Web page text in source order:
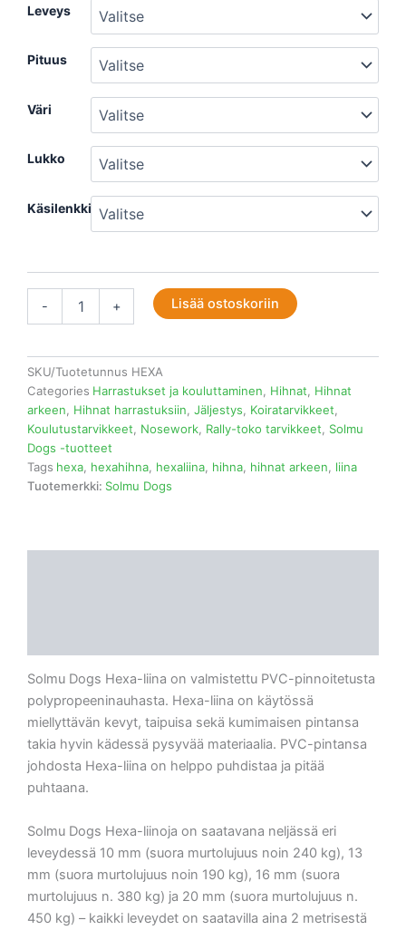
Leveys
Pituus
Väri
Lukko
Käsilenkki
-
Hexa-
-
määrä
+ Lisää ostoskoriin
SKU/Tuotetunnus HEXA
Categories Harrastukset ja kouluttaminen, Hihnat, Hihnat
arkeen, Hihnat harrastuksiin, Jäljestys, Koiratarvikkeet,
Koulutustarvikkeet, Nosework, Rally-toko tarvikkeet, Solmu
Dogs -tuotteet
Tags hexa, hexahihna, hexaliina, hihna, hihnat arkeen, liina
Tuotemerkki: Solmu Dogs
Solmu Dogs Hexa-liina on valmistettu PVC-pinnoitetusta
polypropeeninauhasta. Hexa-liina on käytössä
miellyttävän kevyt, taipuisa sekä kumimaisen pintansa
takia hyvin kädessä pysyvää materiaalia. PVC-pintansa
johdosta Hexa-liina on helppo puhdistaa ja pitää
puhtaana.
Solmu Dogs Hexa-liinoja on saatavana neljässä eri
leveydessä 10 mm (suora murtolujuus noin 240 kg), 13
mm (suora murtolujuus noin 190 kg), 16 mm (suora
murtolujuus n. 380 kg) ja 20 mm (suora murtolujuus n.
450 kg) – kaikki leveydet on saatavilla aina 2 metrisestä